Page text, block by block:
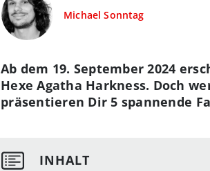
Michael Sonntag
Ab dem 19. September 2024
Hexe Agatha Harkness. Doch
präsentieren Dir 5 spannende